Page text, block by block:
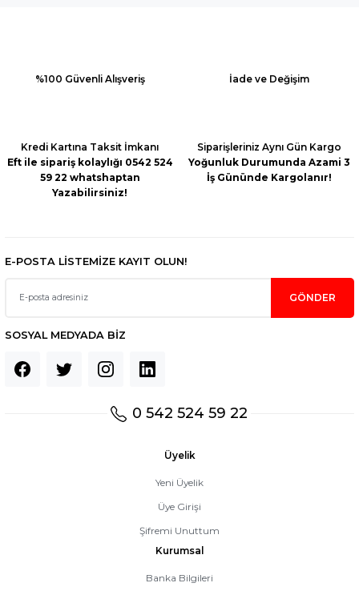
%100 Güvenli Alışveriş İade ve Değişim
Kredi Kartına Taksit İmkanı
Eft ile sipariş kolaylığı 0542 524
59 22 whatshaptan
Yazabilirsiniz!
Siparişleriniz Aynı Gün Kargo
Yoğunluk Durumunda Azami 3
İş Gününde Kargolanır!
E-POSTA LİSTEMİZE KAYIT OLUN!
GÖNDER
SOSYAL MEDYADA BİZ
0 542 524 59 22
Üyelik
Yeni Üyelik
Üye Girişi
Şifremi Unuttum
Kurumsal
Banka Bilgileri